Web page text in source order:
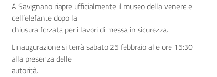
A Savignano riapre ufficialmente il museo della venere e
dell’elefante dopo la
chiusura forzata per i lavori di messa in sicurezza.
Linaugurazione si terrà sabato 25 febbraio alle ore 15:30
alla presenza delle
autorità.